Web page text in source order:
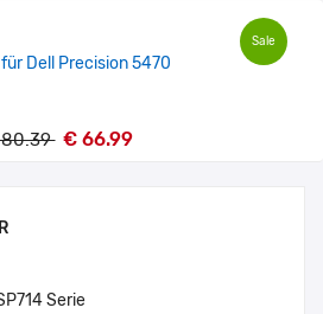
Serie
Sale
Dell Precision 5470
€ 66.99